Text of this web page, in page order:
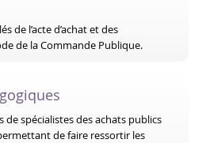
de l’acte d’achat et des
de la Commande Publique.
de spécialistes des achats publics
de faire ressortir les